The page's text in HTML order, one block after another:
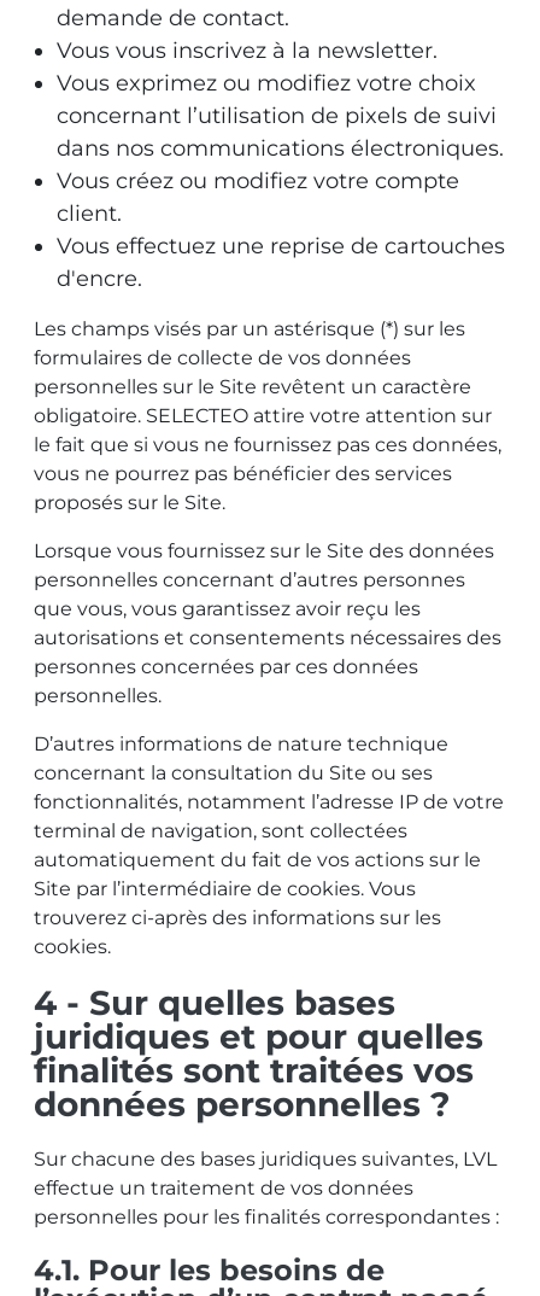
demande de contact.
Vous vous inscrivez à la newsletter.
Vous exprimez ou modifiez votre choix
concernant l’utilisation de pixels de suivi
dans nos communications électroniques.
Vous créez ou modifiez votre compte
client.
Vous effectuez une reprise de cartouches
d'encre.
Les champs visés par un astérisque (*) sur les
formulaires de collecte de vos données
personnelles sur le Site revêtent un caractère
obligatoire. SELECTEO attire votre attention sur
le fait que si vous ne fournissez pas ces données,
vous ne pourrez pas bénéficier des services
proposés sur le Site.
Lorsque vous fournissez sur le Site des données
personnelles concernant d’autres personnes
que vous, vous garantissez avoir reçu les
autorisations et consentements nécessaires des
personnes concernées par ces données
personnelles.
D’autres informations de nature technique
concernant la consultation du Site ou ses
fonctionnalités, notamment l’adresse IP de votre
terminal de navigation, sont collectées
automatiquement du fait de vos actions sur le
Site par l’intermédiaire de cookies. Vous
trouverez ci-après des informations sur les
cookies.
4 - Sur quelles bases
juridiques et pour quelles
finalités sont traitées vos
données personnelles ?
Sur chacune des bases juridiques suivantes, LVL
effectue un traitement de vos données
personnelles pour les finalités correspondantes :
4.1. Pour les besoins de